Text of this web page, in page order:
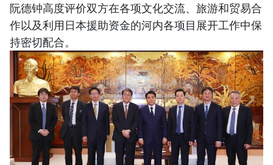
阮德钟高度评价双方在各项文化交流、旅游和贸易合
作以及利用日本援助资金的河内各项目展开工作中保
持密切配合。